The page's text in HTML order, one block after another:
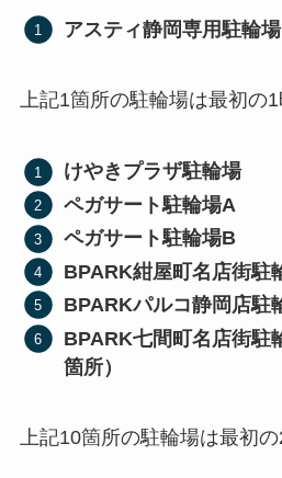
アスティ静岡専用駐輪場
上記1箇所の駐輪場は最初の1
けやきプラザ駐輪場
ペガサート駐輪場A
ペガサート駐輪場B
BPARK紺屋町名店街駐
BPARKパルコ静岡店駐
BPARK七間町名店街駐
箇所）
上記10箇所の駐輪場は最初の